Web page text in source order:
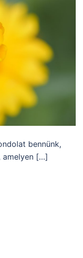
bennünk,
amelyen […]